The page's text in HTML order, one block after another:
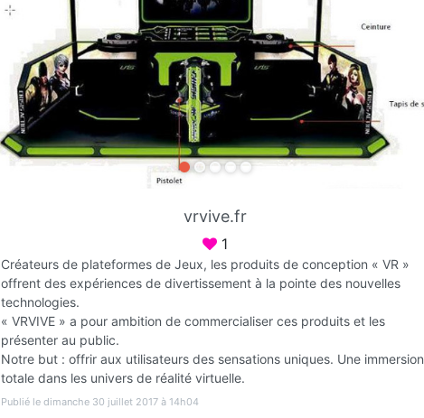
vrvive.fr
Réalité virtuelle
Fréjus
Favori
Sur rendez-vous jusqu'à minuit
vrvive.fr
1
Créateurs de plateformes de Jeux, les produits de conception « VR »
offrent des expériences de divertissement à la pointe des nouvelles
technologies.
« VRVIVE » a pour ambition de commercialiser ces produits et les
présenter au public.
Notre but : offrir aux utilisateurs des sensations uniques. Une immersion
totale dans les univers de réalité virtuelle.
Publié le dimanche 30 juillet 2017 à 14h04